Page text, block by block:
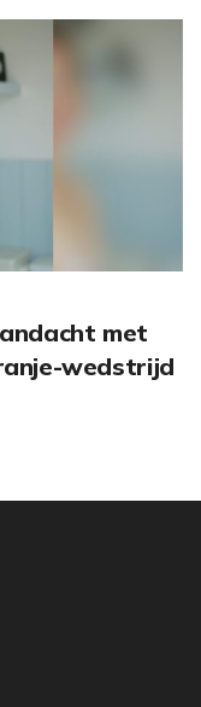
met
wedstrijd